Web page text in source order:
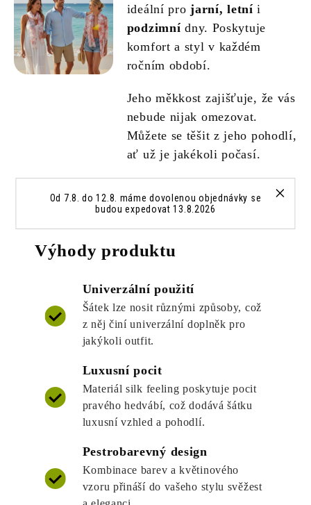
Od 7.8. do 12.8. máme dovolenou objednávky se
budou expedovat 13.8.2026
ideální projarní, letníi
podzimnídny. Poskytuje
komfort a styl v každém
ročním období.
Jeho měkkost zajišťuje, že vás
nebude nijak omezovat.
Můžete se těšit z jeho pohodlí,
ať už je jakékoli počasí.
Výhody produktu
Univerzální použití
Šátek lze nosit různými způsoby, což
z něj činí univerzální doplněk pro
jakýkoli outfit.
Luxusní pocit
Materiál silk feeling poskytuje pocit
pravého hedvábí, což dodává šátku
luxusní vzhled a pohodlí.
Pestrobarevný design
Kombinace barev a květinového
vzoru přináší do vašeho stylu svěžest